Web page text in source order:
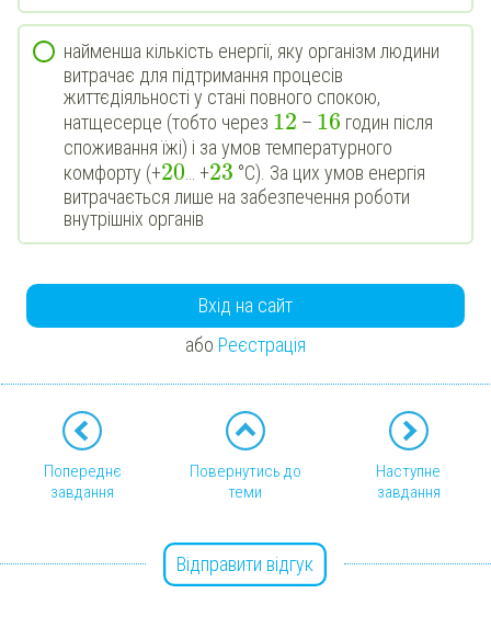
найменша кількість енергії, яку організм людини
витрачає для підтримання процесів
життєдіяльності у стані повного спокою,
натщесерце (тобто через 12 – 16 годин після
споживання їжі) і за умов температурного
комфорту (+20 … +23 °С). За цих умов енергія
витрачається лише на забезпечення роботи
внутрішніх органів
Вхід на сайт
або Реєстрація
Попереднє
завдання
Повернутись до
теми
Наступне
завдання
Відправити відгук